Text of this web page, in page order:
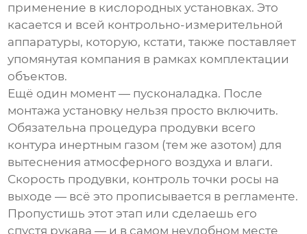
применение в кислородных установках. Это
касается и всей контрольно-измерительной
аппаратуры, которую, кстати, также поставляет
упомянутая компания в рамках комплектации
объектов.
Ещё один момент — пусконаладка. После
монтажа установку нельзя просто включить.
Обязательна процедура продувки всего
контура инертным газом (тем же азотом) для
вытеснения атмосферного воздуха и влаги.
Скорость продувки, контроль точки росы на
выходе — всё это прописывается в регламенте.
Пропустишь этот этап или сделаешь его
спустя рукава — и в самом неудобном месте